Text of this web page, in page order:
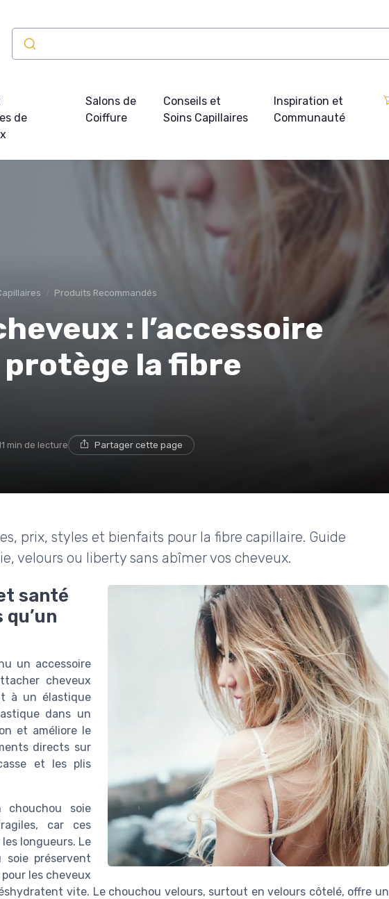
de
Salons de
Coiffure
Conseils et
Soins Capillaires
Inspiration et
Communauté
Produits Recommandés
: l’accessoire
la fibre
min de lecture Partager cette page
prix, styles et bienfaits pour la fibre capillaire. Guide
velours ou liberty sans abîmer vos cheveux.
santé
un accessoire
cheveux
à un élastique
dans un
et améliore le
directs sur
et les plis
soie
car ces
longueurs. Le
préservent
les cheveux
vite. Le chouchou velours, surtout en velours côtelé, offre un